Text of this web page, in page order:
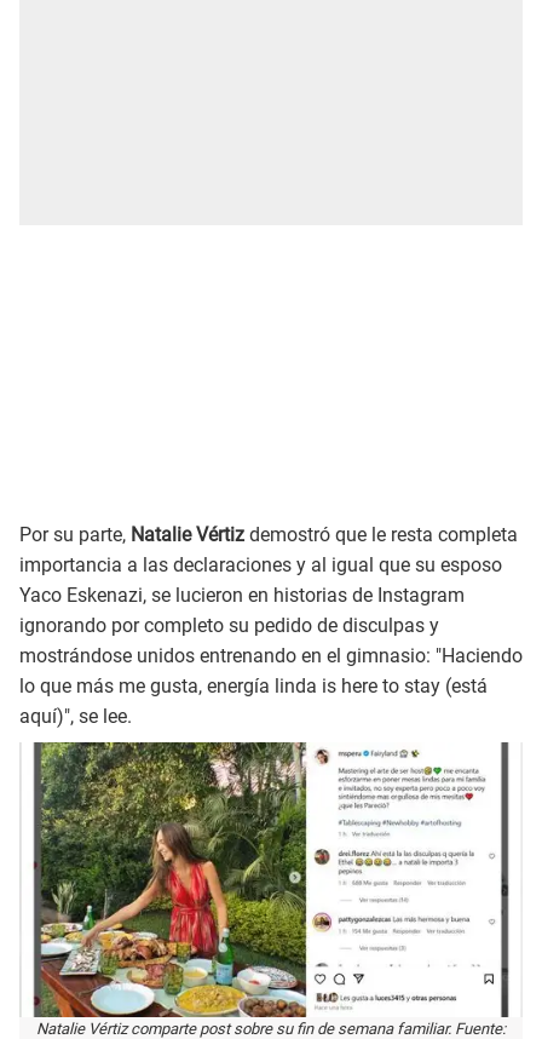
Por su parte, Natalie Vértiz demostró que le resta completa
importancia a las declaraciones y al igual que su esposo
Yaco Eskenazi, se lucieron en historias de Instagram
ignorando por completo su pedido de disculpas y
mostrándose unidos entrenando en el gimnasio: "Haciendo
lo que más me gusta, energía linda is here to stay (está
aquí)", se lee.
Natalie Vértiz comparte post sobre su fin de semana familiar. Fuente: